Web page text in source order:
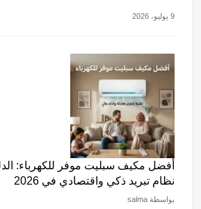
9 يوليو، 2026
أفضل مكيف سبليت موفر للكهرباء:
نظام تبريد ذكي واقتصادي في 2026
بواسطة salma